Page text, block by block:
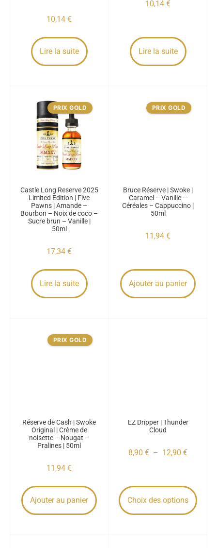
10,14 €
Lire la suite
10,14 €
Lire la suite
PRIX GOLD
Castle Long Reserve 2025
Limited Edition | Five
Pawns | Amande –
Bourbon – Noix de coco –
Sucre brun – Vanille |
50ml
17,34 €
Lire la suite
PRIX GOLD
Bruce Réserve | Swoke |
Caramel – Vanille –
Céréales – Cappuccino |
50ml
11,94 €
Ajouter au panier
PRIX GOLD
Réserve de Cash | Swoke
Original | Crème de
noisette – Nougat –
Pralines | 50ml
11,94 €
Ajouter au panier
EZ Dripper | Thunder
Cloud
8,90 € – 12,90 €
Choix des options